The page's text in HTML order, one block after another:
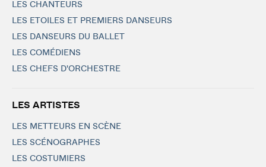
LES CHANTEURS
LES ETOILES ET PREMIERS DANSEURS
LES DANSEURS DU BALLET
LES COMÉDIENS
LES CHEFS D'ORCHESTRE
LES ARTISTES
LES METTEURS EN SCÈNE
LES SCÉNOGRAPHES
LES COSTUMIERS